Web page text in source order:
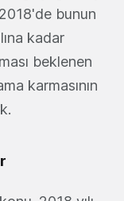
bunun
kadar
beklenen
karmasının